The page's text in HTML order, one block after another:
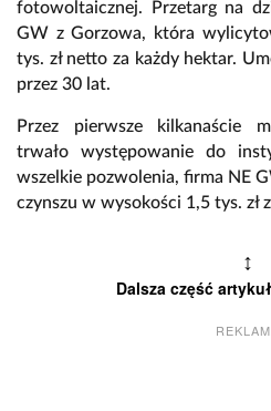
fotowoltaicznej. Przetarg na
GW z Gorzowa, która
tys. zł netto za każdy hektar.
przez 30 lat.
Przez pierwsze kilkanaście
trwało występowanie do
wszelkie pozwolenia, firma NE
czynszu w wysokości 1,5 tys. zł
↕
Dalsza część